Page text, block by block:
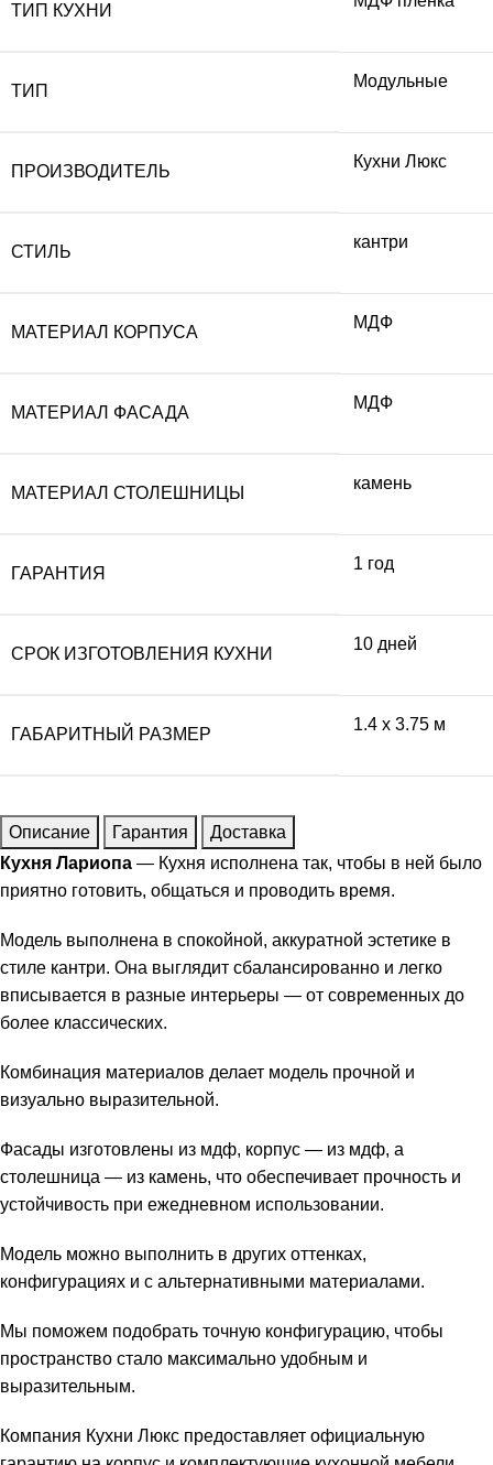
ТИП КУХНИ
ТИП
Модульные
ПРОИЗВОДИТЕЛЬ
Кухни Люкс
СТИЛЬ
кантри
МАТЕРИАЛ КОРПУСА
МДФ
МАТЕРИАЛ ФАСАДА
МДФ
МАТЕРИАЛ СТОЛЕШНИЦЫ
камень
ГАРАНТИЯ
1 год
СРОК ИЗГОТОВЛЕНИЯ КУХНИ
10 дней
ГАБАРИТНЫЙ РАЗМЕР
1.4 x 3.75 м
Описание Гарантия
Доставка
Кухня Лариопа — Кухня исполнена так, чтобы в ней было
приятно готовить, общаться и проводить время.
Модель выполнена в спокойной, аккуратной эстетике в
стиле кантри. Она выглядит сбалансированно и легко
вписывается в разные интерьеры — от современных до
более классических.
Комбинация материалов делает модель прочной и
визуально выразительной.
Фасады изготовлены из мдф, корпус — из мдф, а
столешница — из камень, что обеспечивает прочность и
устойчивость при ежедневном использовании.
Модель можно выполнить в других оттенках,
конфигурациях и с альтернативными материалами.
Мы поможем подобрать точную конфигурацию, чтобы
пространство стало максимально удобным и
выразительным.
Компания Кухни Люкс предоставляет официальную